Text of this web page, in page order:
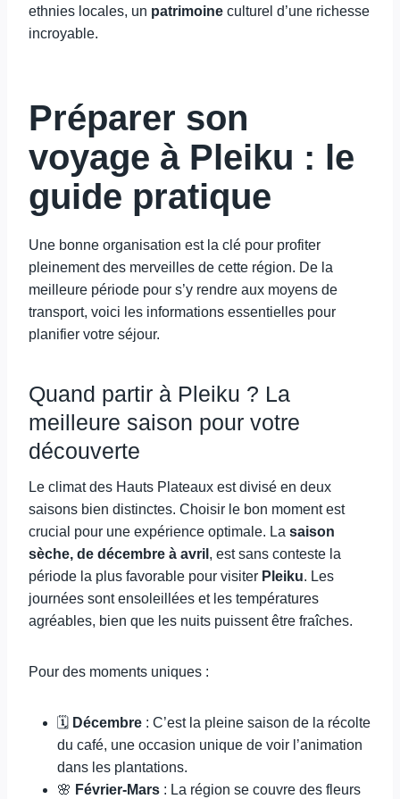
ethnies locales, un patrimoine culturel d’une richesse
incroyable.
Préparer son
voyage à Pleiku : le
guide pratique
Une bonne organisation est la clé pour profiter
pleinement des merveilles de cette région. De la
meilleure période pour s’y rendre aux moyens de
transport, voici les informations essentielles pour
planifier votre séjour.
Quand partir à Pleiku ? La
meilleure saison pour votre
découverte
Le climat des Hauts Plateaux est divisé en deux
saisons bien distinctes. Choisir le bon moment est
crucial pour une expérience optimale. La saison
sèche, de décembre à avril , est sans conteste la
période la plus favorable pour visiter Pleiku. Les
journées sont ensoleillées et les températures
agréables, bien que les nuits puissent être fraîches.
Pour des moments uniques :
🗓️ Décembre : C’est la pleine saison de la récolte
du café, une occasion unique de voir l’animation
dans les plantations.
🌸 Février-Mars : La région se couvre des fleurs